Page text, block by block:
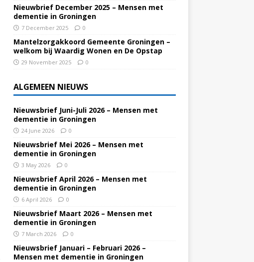
Nieuwbrief December 2025 – Mensen met
dementie in Groningen
7 December 2025 0
Mantelzorgakkoord Gemeente Groningen –
welkom bij Waardig Wonen en De Opstap
29 November 2025 0
ALGEMEEN NIEUWS
Nieuwsbrief Juni-Juli 2026 – Mensen met
dementie in Groningen
24 June 2026 0
Nieuwsbrief Mei 2026 – Mensen met
dementie in Groningen
3 May 2026 0
Nieuwsbrief April 2026 – Mensen met
dementie in Groningen
6 April 2026 0
Nieuwsbrief Maart 2026 – Mensen met
dementie in Groningen
7 March 2026 0
Nieuwsbrief Januari – Februari 2026 –
Mensen met dementie in Groningen